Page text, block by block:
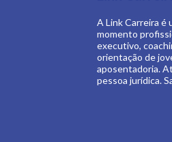
orientação de
aposentadoria.
pessoa jurídica.